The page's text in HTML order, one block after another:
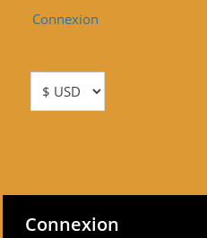
Connexion
Connexion